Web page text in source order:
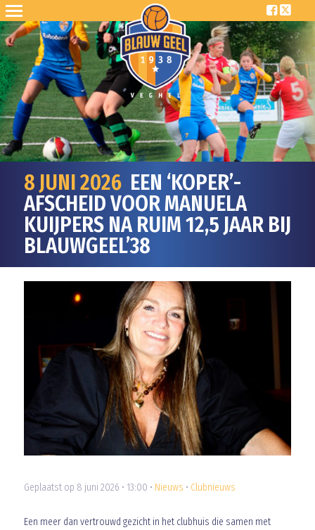
8 JUNI 2026EEN ‘KOPER’-
AFSCHEID VOOR MANUELA
KUIJPERS NA RUIM 12,5 JAAR BIJ
BLAUWGEEL’38
Geplaatst op 8 juni 2026 • 13:00 • Nieuws • Clubnieuws
Een meer dan vertrouwd gezicht in het clubhuis die samen met